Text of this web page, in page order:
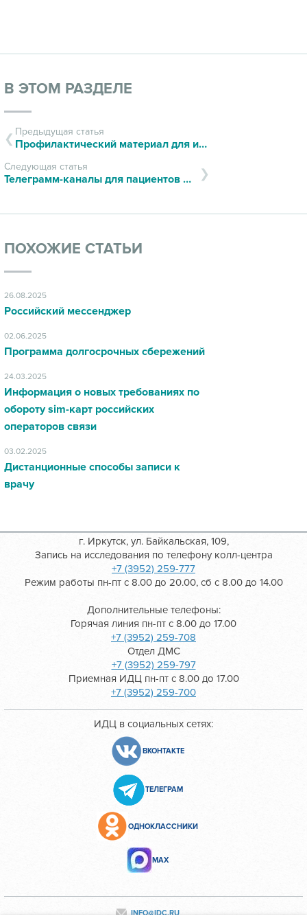
В ЭТОМ РАЗДЕЛЕ
Предыдущая статья
Профилактический материал для избежания ДТП
Следующая статья
Телеграмм-каналы для пациентов Иркутска и Иркутской области
ПОХОЖИЕ СТАТЬИ
26.08.2025
Российский мессенджер
02.06.2025
Программа долгосрочных сбережений
24.03.2025
Информация о новых требованиях по
обороту sim-карт российских
операторов связи
03.02.2025
Дистанционные способы записи к
врачу
г. Иркутск, ул. Байкальская, 109,
Запись на исследования по телефону колл-центра
+7 (3952) 259-777
Режим работы пн-пт с 8.00 до 20.00, сб с 8.00 до 14.00
Дополнительные телефоны:
Горячая линия пн-пт с 8.00 до 17.00
+7 (3952) 259-708
Отдел ДМС
+7 (3952) 259-797
Приемная ИДЦ пн-пт с 8.00 до 17.00
+7 (3952) 259-700
ИДЦ в социальных сетях:
ВКОНТАКТЕ
ТЕЛЕГРАМ
ОДНОКЛАССНИКИ
МАХ
INFO@IDC.RU